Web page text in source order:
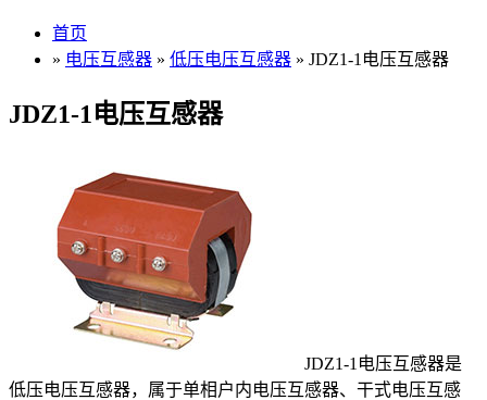
首页
» 电压互感器 » 低压电压互感器 » JDZ1-1电压互感器
JDZ1-1电压互感器
JDZ1-1电压互感器是
低压电压互感器，属于单相户内电压互感器、干式电压互感